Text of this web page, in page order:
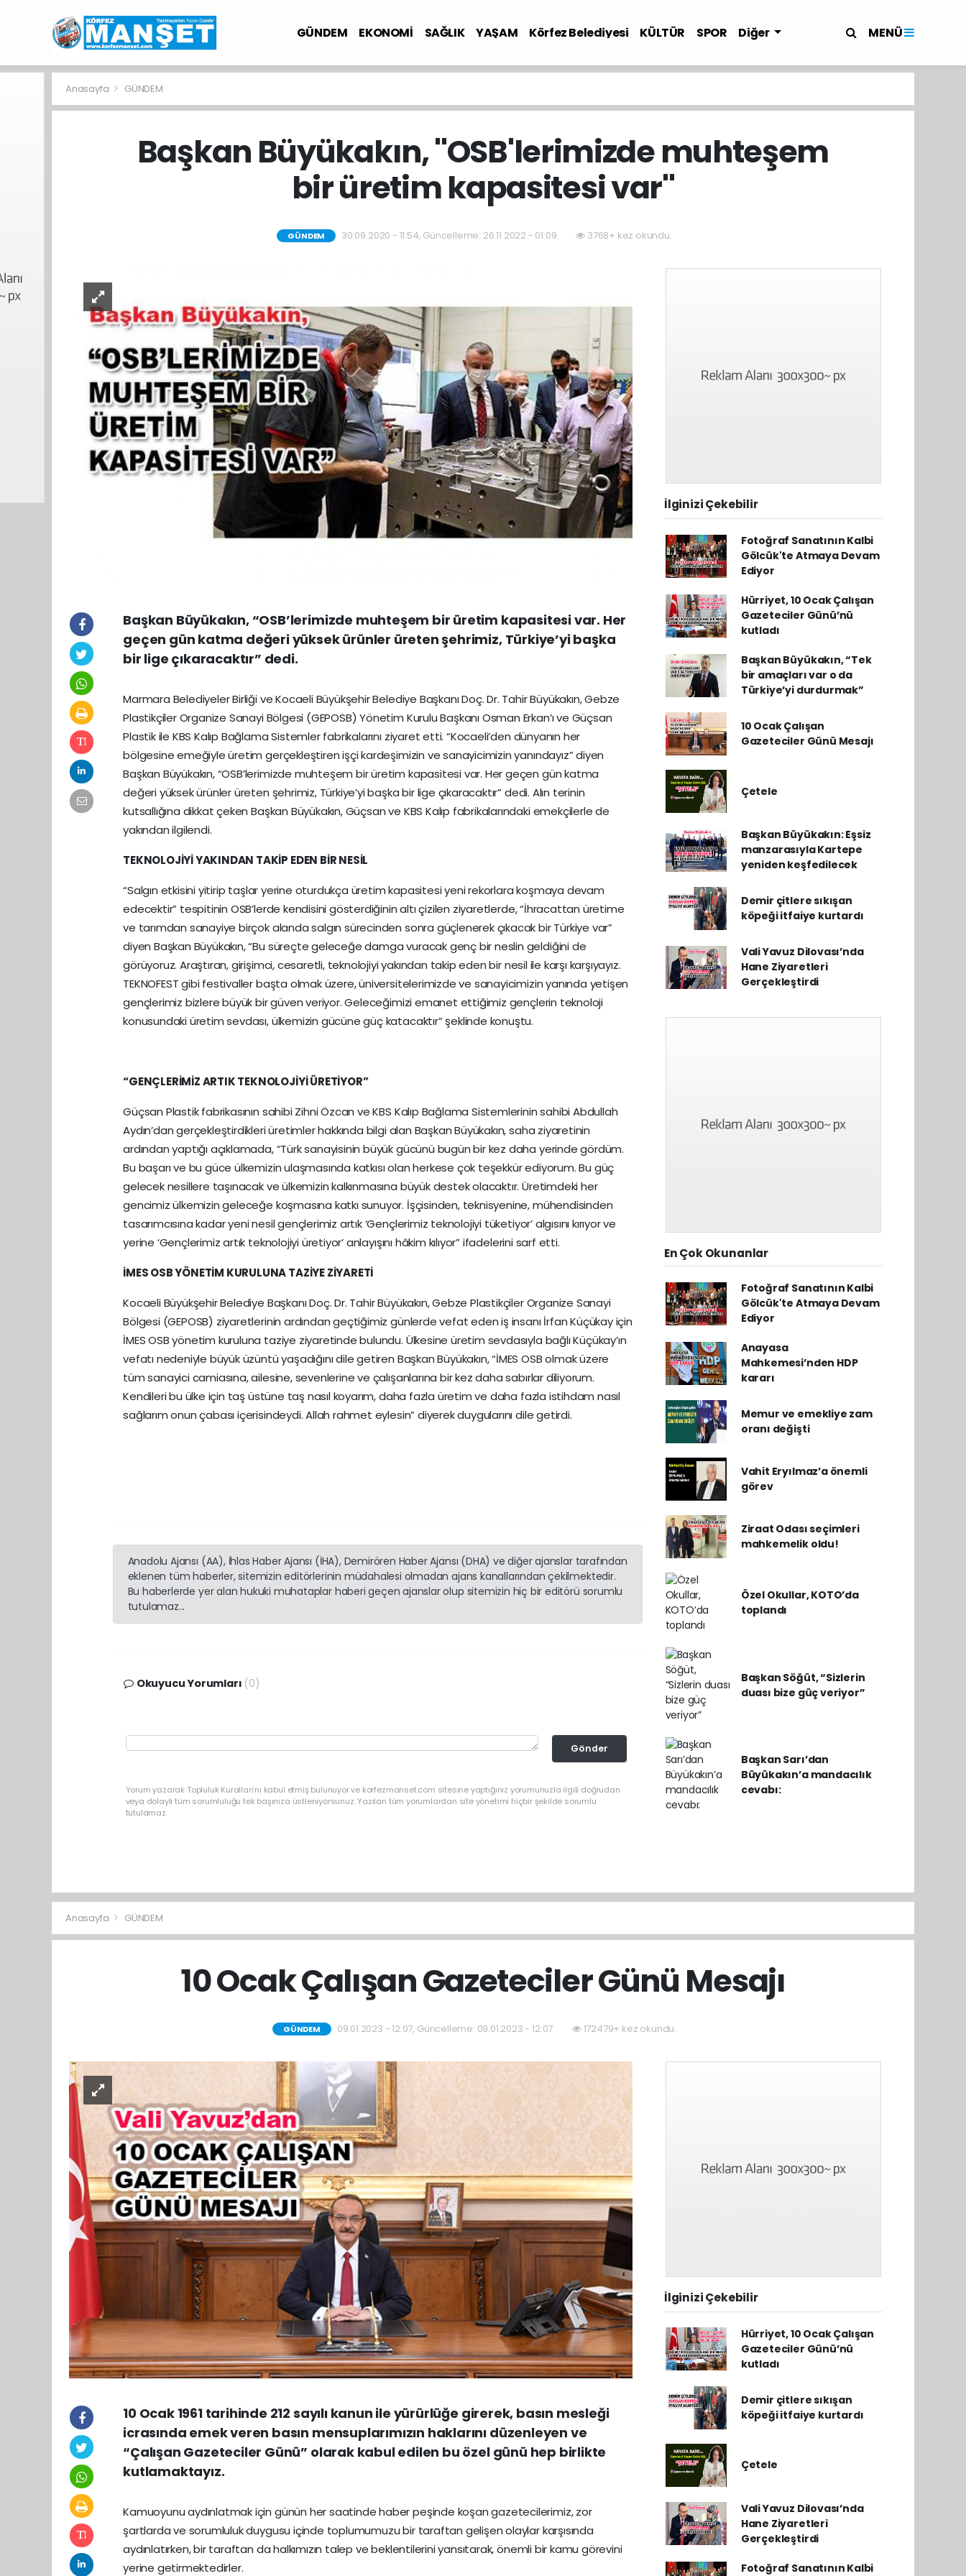
GÜNDEM EKONOMİ SAĞLIK YAŞAM Körfez Belediyesi KÜLTÜR SPOR Diğer MENÜ
Anasayfa GÜNDEM
Başkan Büyükakın, ''OSB'lerimizde muhteşem
bir üretim kapasitesi var''
GÜNDEM 30.09.2020 - 11:54, Güncelleme: 26.11.2022 - 01:09 3768+ kez okundu.
Başkan Büyükakın, “OSB’lerimizde muhteşem bir üretim kapasitesi var. Her
geçen gün katma değeri yüksek ürünler üreten şehrimiz, Türkiye’yi başka
bir lige çıkaracaktır” dedi.
Marmara Belediyeler Birliği ve Kocaeli Büyükşehir Belediye Başkanı Doç. Dr. Tahir Büyükakın, Gebze
Plastikçiler Organize Sanayi Bölgesi (GEPOSB) Yönetim Kurulu Başkanı Osman Erkan’ı ve Güçsan
Plastik ile KBS Kalıp Bağlama Sistemler fabrikalarını ziyaret etti. “Kocaeli’den dünyanın her
bölgesine emeğiyle üretim gerçekleştiren işçi kardeşimizin ve sanayicimizin yanındayız” diyen
Başkan Büyükakın, “OSB’lerimizde muhteşem bir üretim kapasitesi var. Her geçen gün katma
değeri yüksek ürünler üreten şehrimiz, Türkiye’yi başka bir lige çıkaracaktır” dedi. Alın terinin
kutsallığına dikkat çeken Başkan Büyükakın, Güçsan ve KBS Kalıp fabrikalarındaki emekçilerle de
yakından ilgilendi.
TEKNOLOJİYİ YAKINDAN TAKİP EDEN BİR NESİL
“Salgın etkisini yitirip taşlar yerine oturdukça üretim kapasitesi yeni rekorlara koşmaya devam
edecektir” tespitinin OSB’lerde kendisini gösterdiğinin altı çizilen ziyaretlerde, “İhracattan üretime
ve tarımdan sanayiye birçok alanda salgın sürecinden sonra güçlenerek çıkacak bir Türkiye var”
diyen Başkan Büyükakın, “Bu süreçte geleceğe damga vuracak genç bir neslin geldiğini de
görüyoruz. Araştıran, girişimci, cesaretli, teknolojiyi yakından takip eden bir nesil ile karşı karşıyayız.
TEKNOFEST gibi festivaller başta olmak üzere, üniversitelerimizde ve sanayicimizin yanında yetişen
gençlerimiz bizlere büyük bir güven veriyor. Geleceğimizi emanet ettiğimiz gençlerin teknoloji
konusundaki üretim sevdası, ülkemizin gücüne güç katacaktır” şeklinde konuştu.
“GENÇLERİMİZ ARTIK TEKNOLOJİYİ ÜRETİYOR”
Güçsan Plastik fabrikasının sahibi Zihni Özcan ve KBS Kalıp Bağlama Sistemlerinin sahibi Abdullah
Aydın’dan gerçekleştirdikleri üretimler hakkında bilgi alan Başkan Büyükakın, saha ziyaretinin
ardından yaptığı açıklamada, “Türk sanayisinin büyük gücünü bugün bir kez daha yerinde gördüm.
Bu başarı ve bu güce ülkemizin ulaşmasında katkısı olan herkese çok teşekkür ediyorum. Bu güç
gelecek nesillere taşınacak ve ülkemizin kalkınmasına büyük destek olacaktır. Üretimdeki her
gencimiz ülkemizin geleceğe koşmasına katkı sunuyor. İşçisinden, teknisyenine, mühendisinden
tasarımcısına kadar yeni nesil gençlerimiz artık ‘Gençlerimiz teknolojiyi tüketiyor’ algısını kırıyor ve
yerine ‘Gençlerimiz artık teknolojiyi üretiyor’ anlayışını hâkim kılıyor” ifadelerini sarf etti.
İMES OSB YÖNETİM KURULUNA TAZİYE ZİYARETİ
Kocaeli Büyükşehir Belediye Başkanı Doç. Dr. Tahir Büyükakın, Gebze Plastikçiler Organize Sanayi
Bölgesi (GEPOSB) ziyaretlerinin ardından geçtiğimiz günlerde vefat eden iş insanı İrfan Küçükay için
İMES OSB yönetim kuruluna taziye ziyaretinde bulundu. Ülkesine üretim sevdasıyla bağlı Küçükay’ın
vefatı nedeniyle büyük üzüntü yaşadığını dile getiren Başkan Büyükakın, “İMES OSB olmak üzere
tüm sanayici camiasına, ailesine, sevenlerine ve çalışanlarına bir kez daha sabırlar diliyorum.
Kendileri bu ülke için taş üstüne taş nasıl koyarım, daha fazla üretim ve daha fazla istihdam nasıl
sağlarım onun çabası içerisindeydi. Allah rahmet eylesin” diyerek duygularını dile getirdi.
Anadolu Ajansı (AA), İhlas Haber Ajansı (İHA), Demirören Haber Ajansı (DHA) ve diğer ajanslar tarafından
eklenen tüm haberler, sitemizin editörlerinin müdahalesi olmadan ajans kanallarından çekilmektedir.
Bu haberlerde yer alan hukuki muhataplar haberi geçen ajanslar olup sitemizin hiç bir editörü sorumlu
tutulamaz...
Okuyucu Yorumları (0)
Gönder
Yorum yazarak Topluluk Kuralları’nı kabul etmiş bulunuyor ve korfezmanset.com sitesine yaptığınız yorumunuzla ilgili doğrudan
veya dolaylı tüm sorumluluğu tek başınıza üstleniyorsunuz. Yazılan tüm yorumlardan site yönetimi hiçbir şekilde sorumlu
tutulamaz.
İlginizi Çekebilir
Fotoğraf Sanatının Kalbi
Gölcük'te Atmaya Devam
Ediyor
Hürriyet, 10 Ocak Çalışan
Gazeteciler Günü’nü
kutladı
Başkan Büyükakın, “Tek
bir amaçları var o da
Türkiye’yi durdurmak”
10 Ocak Çalışan
Gazeteciler Günü Mesajı
Çetele
Başkan Büyükakın: Eşsiz
manzarasıyla Kartepe
yeniden keşfedilecek
Demir çitlere sıkışan
köpeği itfaiye kurtardı
Vali Yavuz Dilovası’nda
Hane Ziyaretleri
Gerçekleştirdi
En Çok Okunanlar
Fotoğraf Sanatının Kalbi
Gölcük'te Atmaya Devam
Ediyor
Anayasa
Mahkemesi’nden HDP
kararı
Memur ve emekliye zam
oranı değişti
Vahit Eryılmaz’a önemli
görev
Ziraat Odası seçimleri
mahkemelik oldu!
Özel Okullar, KOTO’da
toplandı
Başkan Söğüt, “Sizlerin
duası bize güç veriyor”
Başkan Sarı’dan
Büyükakın’a mandacılık
cevabı:
Anasayfa GÜNDEM
10 Ocak Çalışan Gazeteciler Günü Mesajı
GÜNDEM 09.01.2023 - 12:07, Güncelleme: 09.01.2023 - 12:07 172479+ kez okundu.
10 Ocak 1961 tarihinde 212 sayılı kanun ile yürürlüğe girerek, basın mesleği
icrasında emek veren basın mensuplarımızın haklarını düzenleyen ve
“Çalışan Gazeteciler Günü” olarak kabul edilen bu özel günü hep birlikte
kutlamaktayız.
Kamuoyunu aydınlatmak için günün her saatinde haber peşinde koşan gazetecilerimiz, zor
şartlarda ve sorumluluk duygusu içinde toplumumuzu bir taraftan gelişen olaylar karşısında
aydınlatırken, bir taraftan da halkımızın talep ve beklentilerini yansıtarak, önemli bir kamu görevini
yerine getirmektedirler.
İlginizi Çekebilir
Hürriyet, 10 Ocak Çalışan
Gazeteciler Günü’nü
kutladı
Demir çitlere sıkışan
köpeği itfaiye kurtardı
Çetele
Vali Yavuz Dilovası’nda
Hane Ziyaretleri
Gerçekleştirdi
Fotoğraf Sanatının Kalbi